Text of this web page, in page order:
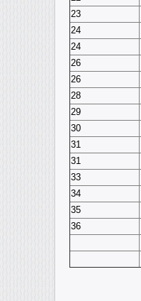
23
24
24
26
26
28
29
30
31
31
33
34
35
36